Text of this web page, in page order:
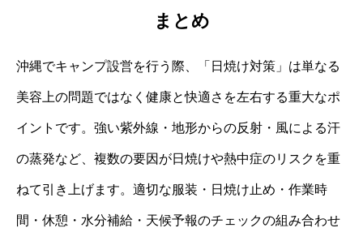
まとめ
沖縄でキャンプ設営を行う際、「日焼け対策」は単なる
美容上の問題ではなく健康と快適さを左右する重大なポ
イントです。強い紫外線・地形からの反射・風による汗
の蒸発など、複数の要因が日焼けや熱中症のリスクを重
ねて引き上げます。適切な服装・日焼け止め・作業時
間・休憩・水分補給・天候予報のチェックの組み合わせ